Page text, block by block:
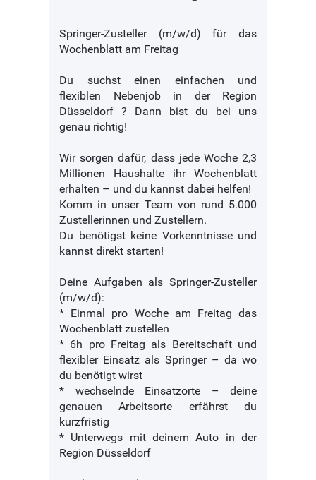
Springer-Zusteller (m/w/d) für das
Wochenblatt am Freitag
Du suchst einen einfachen und
flexiblen Nebenjob in der Region
Düsseldorf ? Dann bist du bei uns
genau richtig!
Wir sorgen dafür, dass jede Woche 2,3
Millionen Haushalte ihr Wochenblatt
erhalten – und du kannst dabei helfen!
Komm in unser Team von rund 5.000
Zustellerinnen und Zustellern.
Du benötigst keine Vorkenntnisse und
kannst direkt starten!
Deine Aufgaben als Springer-Zusteller
(m/w/d):
* Einmal pro Woche am Freitag das
Wochenblatt zustellen
* 6h pro Freitag als Bereitschaft und
flexibler Einsatz als Springer – da wo
du benötigt wirst
* wechselnde Einsatzorte – deine
genauen Arbeitsorte erfährst du
kurzfristig
* Unterwegs mit deinem Auto in der
Region Düsseldorf